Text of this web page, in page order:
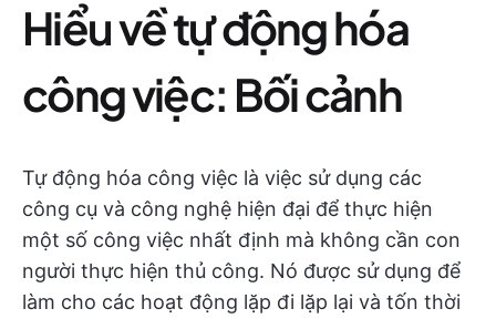
Hiểu về tự động hóa
công việc: Bối cảnh
Tự động hóa công việc là việc sử dụng các
công cụ và công nghệ hiện đại để thực hiện
một số công việc nhất định mà không cần con
người thực hiện thủ công. Nó được sử dụng để
làm cho các hoạt động lặp đi lặp lại và tốn thời